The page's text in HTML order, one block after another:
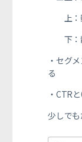
上：
下：
・セグ
る
・CTR
少しでも